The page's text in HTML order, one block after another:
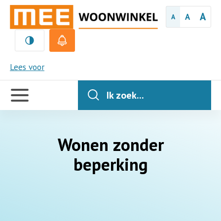
A A A
Lees voor
MEE
Handige
links
Ik zoek...
Wonen zonder
beperking